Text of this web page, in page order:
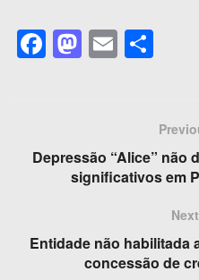
F
a
b
k
M
a
d
o
E
m
e
Depressão “Alice” não
significativos em
Entidade não habilitada
concessão de